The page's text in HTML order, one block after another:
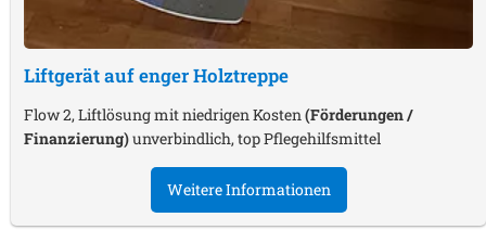
Liftgerät auf enger Holztreppe
Flow 2, Liftlösung mit niedrigen Kosten (Förderungen /
Finanzierung)unverbindlich, top Pflegehilfsmittel
Weitere Informationen